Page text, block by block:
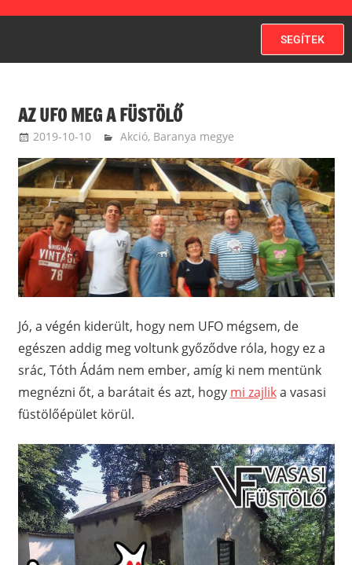
SEGÍTEK
AZ UFO MEG A FÜSTÖLŐ
2019-10-10 ketfarkukutya
Akció, Baranya megye
Jó, a végén kiderült, hogy nem UFO mégsem, de
egészen addig meg voltunk győződve róla, hogy ez a
srác, Tóth Ádám nem ember, amíg ki nem mentünk
megnézni őt, a barátait és azt, hogy mi zajlika vasasi
füstölőépület körül.